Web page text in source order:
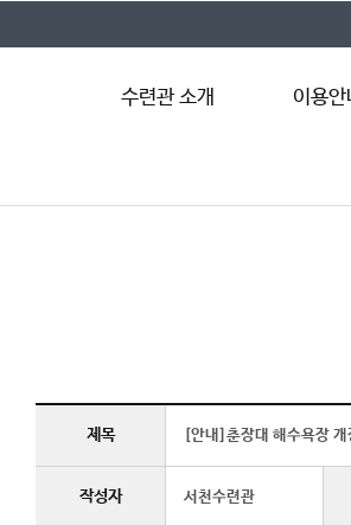
수련관 소개
시설안내
이용안
이용요금
제목 [안내]춘장대 해수욕장
작성자 서천수련관